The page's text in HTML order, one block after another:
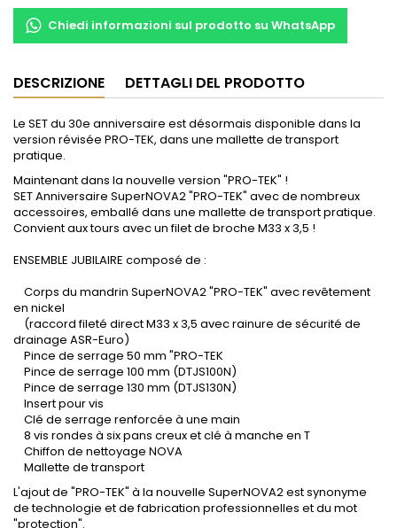
Chiedi informazioni sul prodotto su WhatsApp
DESCRIZIONE DETTAGLI DEL PRODOTTO
Le SET du 30e anniversaire est désormais disponible dans la
version révisée PRO-TEK, dans une mallette de transport
pratique.
Maintenant dans la nouvelle version "PRO-TEK" !
SET Anniversaire SuperNOVA2 "PRO-TEK" avec de nombreux
accessoires, emballé dans une mallette de transport pratique.
Convient aux tours avec un filet de broche M33 x 3,5 !
ENSEMBLE JUBILAIRE composé de :
Corps du mandrin SuperNOVA2 "PRO-TEK" avec revêtement
en nickel
(raccord fileté direct M33 x 3,5 avec rainure de sécurité de
drainage ASR-Euro)
Pince de serrage 50 mm "PRO-TEK
Pince de serrage 100 mm (DTJS100N)
Pince de serrage 130 mm (DTJS130N)
Insert pour vis
Clé de serrage renforcée à une main
8 vis rondes à six pans creux et clé à manche en T
Chiffon de nettoyage NOVA
Mallette de transport
L'ajout de "PRO-TEK" à la nouvelle SuperNOVA2 est synonyme
de technologie et de fabrication professionnelles et du mot
"protection".